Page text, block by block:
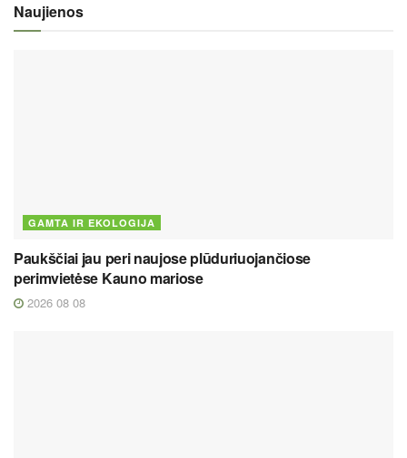
Naujienos
GAMTA IR EKOLOGIJA
Paukščiai jau peri naujose plūduriuojančiose
perimvietėse Kauno mariose
2026 08 08